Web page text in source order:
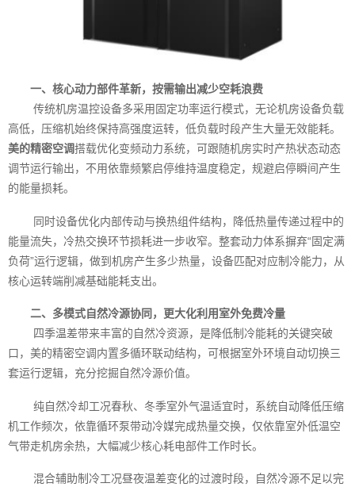
一、核心动力部件革新，按需输出减少空耗浪费
传统机房温控设备多采用固定功率运行模式，无论机房设备负载
高低，压缩机始终保持高强度运转，低负载时段产生大量无效能耗。
美的精密空调搭载优化变频动力系统，可跟随机房实时产热状态动态
调节运行输出，不用依靠频繁启停维持温度稳定，规避启停瞬间产生
的能量损耗。
同时设备优化内部传动与换热组件结构，降低热量传递过程中的
能量流失，冷热交换环节损耗进一步收窄。整套动力体系摒弃“固定满
负荷”运行逻辑，做到机房产生多少热量，设备匹配对应制冷能力，从
核心运转端削减基础能耗支出。
二、多模式自然冷源协同，更大化利用室外免费冷量
四季温差带来丰富的自然冷资源，是降低制冷能耗的关键突破
口，美的精密空调内置多循环联动结构，可根据室外环境自动切换三
套运行逻辑，充分挖掘自然冷源价值。
纯自然冷却工况春秋、冬季室外气温适宜时，系统自动降低压缩
机工作频次，依靠循环泵带动冷媒完成热量交换，仅依靠室外低温空
气带走机房余热，大幅减少核心耗电部件工作时长。
混合辅助制冷工况昼夜温差变化的过渡时段，自然冷源不足以完